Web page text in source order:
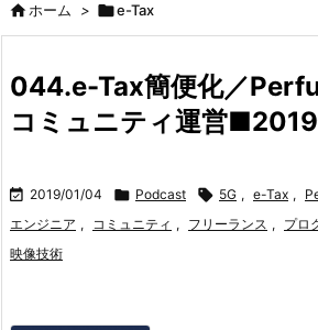
ホーム > e-Tax
044.e-Tax簡便化／
コミュニティ運営
 2019/01/04  Podcast  5G , e-Tax ,
エンジニア , コミュニティ , フリーランス , プロ
映像技術